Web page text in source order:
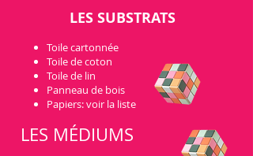
LES SUBSTRATS
Toile cartonnée
Toile de coton
Toile de lin
Panneau de bois
Papiers: voir la liste
LES MÉDIUMS